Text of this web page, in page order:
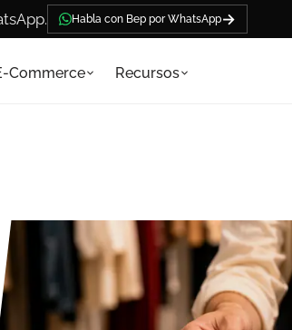
Habla con Bep por WhatsApp→
Commerce Recursos